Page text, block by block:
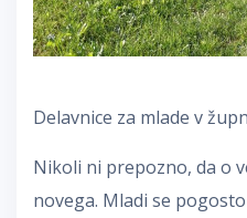
Delavnice za mlade v
Nikoli ni prepozno, da o
novega. Mladi se